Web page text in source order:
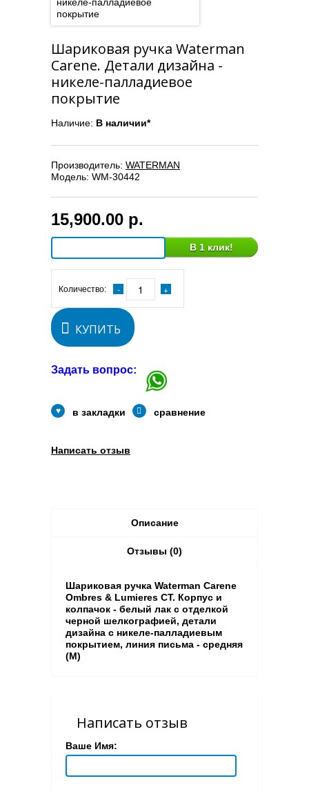
Шариковая ручка Waterman
Carene. Детали дизайна -
никеле-палладиевое
покрытие
Наличие: В наличии*
Производитель: WATERMAN
Модель: WM-30442
15,900.00 р.
В 1 клик!
Количество:
КУПИТЬ
Задать вопрос:
в закладки сравнение
Написать отзыв
Описание
Отзывы (0)
Шариковая ручка Waterman Carene
Ombres & Lumieres CT. Корпус и
колпачок - белый лак с отделкой
черной шелкографией, детали
дизайна с никеле-палладиевым
покрытием, линия письма - средняя
(M)
Написать отзыв
Ваше Имя: